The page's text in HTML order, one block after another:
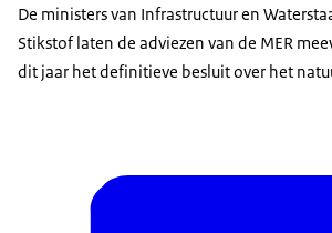
De ministers van Infrastructuur en
Stikstof laten de adviezen van de MER
dit jaar het definitieve besluit over het